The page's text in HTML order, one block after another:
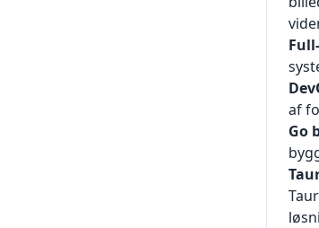
af
Go